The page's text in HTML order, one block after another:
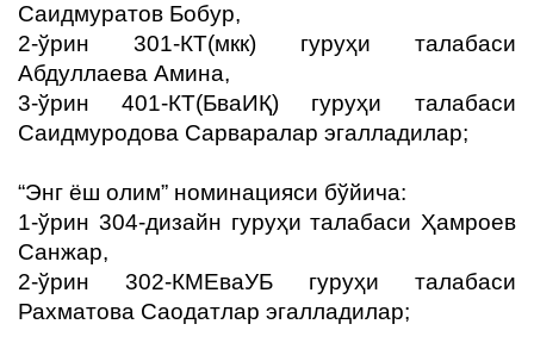
Саидмуратов Бобур,
2-ўрин 301-КТ(мкк) гуруҳи талабаси
Абдуллаева Амина,
3-ўрин
401-КТ(БваИҚ) гуруҳи талабаси
Саидмуродова Сарваралар эгалладилар;
“Энг ёш олим” номинацияси бўйича:
1-ўрин 304-дизайн гуруҳи талабаси Ҳамроев
Санжар,
2-ўрин 302-КМЕваУБ гуруҳи талабаси
Рахматова Саодатлар эгалладилар;